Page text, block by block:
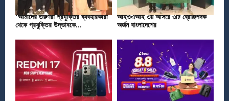
‘আমাদের তরুণরা প্রযুক্তির ব্যবহারকারী
থেকে প্রযুক্তির উদ্ভাবকে...
আইওএআই ৩য় আসরে ৩টি ব্রোঞ্জপদক
অর্জন বাংলাদেশের